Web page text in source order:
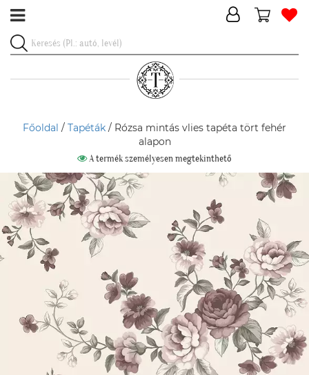
Főoldal / Tapéták / Rózsa mintás vlies tapéta tört fehér
alapon
A termék személyesen megtekinthető